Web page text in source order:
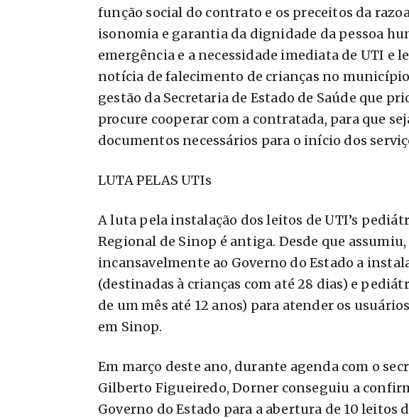
função social do contrato e os preceitos da
isonomia e garantia da dignidade da pessoa
emergência e a necessidade imediata de UTI e
notícia de falecimento de crianças no
gestão da Secretaria de Estado de Saúde que
procure cooperar com a contratada, para que
documentos necessários para o início dos
LUTA PELAS UTIs
A luta pela instalação dos leitos de UTI’s
Regional de Sinop é antiga. Desde que
incansavelmente ao Governo do Estado a
(destinadas à crianças com até 28 dias) e
de um mês até 12 anos) para atender os
em Sinop.
Em março deste ano, durante agenda com o
Gilberto Figueiredo, Dorner conseguiu a
Governo do Estado para a abertura de 10 leitos